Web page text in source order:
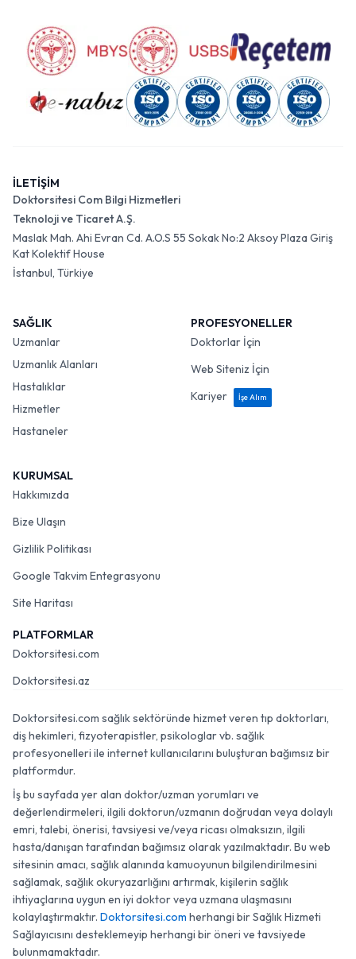
İLETİŞİM
Doktorsitesi Com Bilgi Hizmetleri
Teknoloji ve Ticaret A.Ş.
Maslak Mah. Ahi Evran Cd. A.O.S 55 Sokak No:2 Aksoy Plaza Giriş
Kat Kolektif House
İstanbul, Türkiye
SAĞLIK
Uzmanlar
Uzmanlık Alanları
Hastalıklar
Hizmetler
Hastaneler
PROFESYONELLER
Doktorlar İçin
Web Siteniz İçin
Kariyer
İşe Alım
KURUMSAL
Hakkımızda
Bize Ulaşın
Gizlilik Politikası
Google Takvim Entegrasyonu
Site Haritası
PLATFORMLAR
Doktorsitesi.com
Doktorsitesi.az
Doktorsitesi.com sağlık sektöründe hizmet veren tıp doktorları,
diş hekimleri, fizyoterapistler, psikologlar vb. sağlık
profesyonelleri ile internet kullanıcılarını buluşturan bağımsız bir
platformdur.
İş bu sayfada yer alan doktor/uzman yorumları ve
değerlendirmeleri, ilgili doktorun/uzmanın doğrudan veya dolaylı
emri, talebi, önerisi, tavsiyesi ve/veya ricası olmaksızın, ilgili
hasta/danışan tarafından bağımsız olarak yazılmaktadır. Bu web
sitesinin amacı, sağlık alanında kamuoyunun bilgilendirilmesini
sağlamak, sağlık okuryazarlığını artırmak, kişilerin sağlık
ihtiyaçlarına uygun en iyi doktor veya uzmana ulaşmasını
kolaylaştırmaktır. Doktorsitesi.com herhangi bir Sağlık Hizmeti
Sağlayıcısını desteklemeyip herhangi bir öneri ve tavsiyede
bulunmamaktadır.